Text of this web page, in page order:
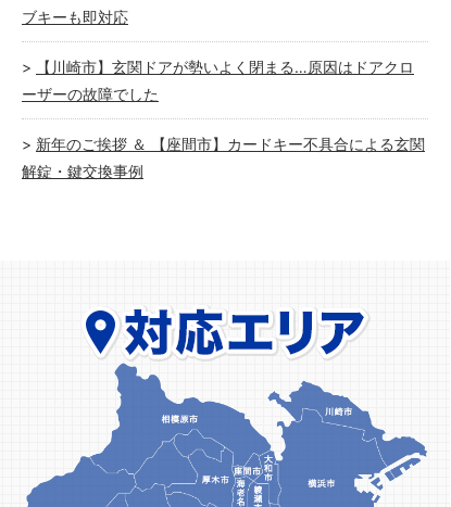
ブキーも即対応
【川崎市】玄関ドアが勢いよく閉まる…原因はドアクロ
ーザーの故障でした
新年のご挨拶 ＆ 【座間市】カードキー不具合による玄関
解錠・鍵交換事例